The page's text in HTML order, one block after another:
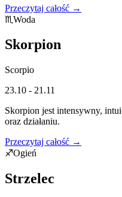
Przeczytaj całość →
♏Woda
Skorpion
Scorpio
23.10 - 21.11
Skorpion jest intensywny,
oraz działaniu.
Przeczytaj całość →
♐Ogień
Strzelec